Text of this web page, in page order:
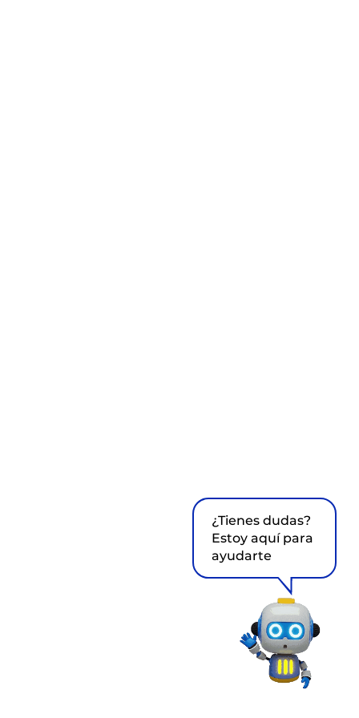
¿Tienes dudas?
Estoy aquí para
ayudarte